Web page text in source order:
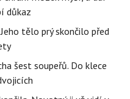
důkaz
tělo prý skončilo před
šest soupeřů. Do klece